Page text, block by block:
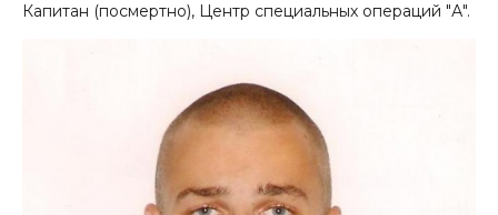
Капитан (посмертно), Центр специальных операций "А".